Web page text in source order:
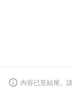
內容已至結尾。